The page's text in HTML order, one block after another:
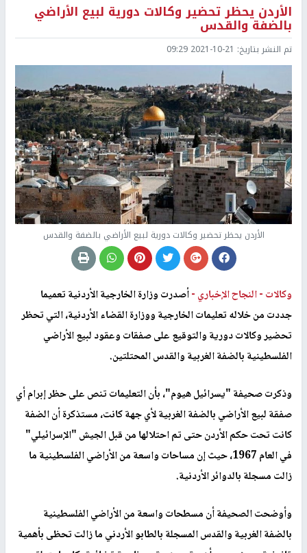
الأردن يحظر تحضير وكالات دورية لبيع الأراضي
بالضفة والقدس
تم النشر بتاريخ: 2021-10-21 09:29
الأردن يحظر تحضير وكالات دورية لبيع الأراضي بالضفة والقدس
وكالات -النجاح الإخباري -أصدرت وزارة الخارجية الأردنية تعميما
جددت من خلاله تعليمات الخارجية ووزارة القضاء الأردنية، التي تحظر
تحضير وكالات دورية والتوقيع على صفقات وعقود لبيع الأراضي
الفلسطينية بالضفة الغربية والقدس المحتلتين.
وذكرت صحيفة "يسرائيل هيوم"، بأن التعليمات تنص على حظر إبرام أي
صفقة لبيع الأراضي بالضفة الغربية لأي جهة كانت، مستذكرة أن الضفة
كانت تحت حكم الأردن حتى تم احتلالها من قبل الجيش "الإسرائيلي"
في العام 1967، حيث إن مساحات واسعة من الأراضي الفلسطينية ما
زالت مسجلة بالدوائر الأردنية.
وأوضحت الصحيفة أن مسطحات واسعة من الأراضي الفلسطينية
بالضفة الغربية والقدس المسجلة بالطابو الأردني ما زالت تحظى بأهمية